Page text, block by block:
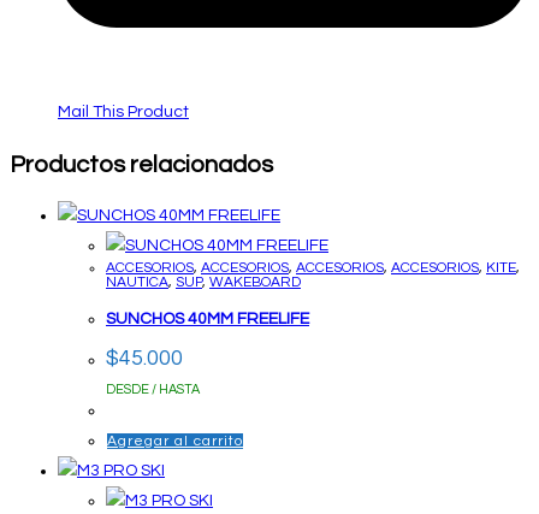
Mail This Product
Productos relacionados
ACCESORIOS, ACCESORIOS, ACCESORIOS, ACCESORIOS, KITE,
NAUTICA, SUP, WAKEBOARD
SUNCHOS 40MM FREELIFE
$45.000
DESDE / HASTA
Agregar al carrito